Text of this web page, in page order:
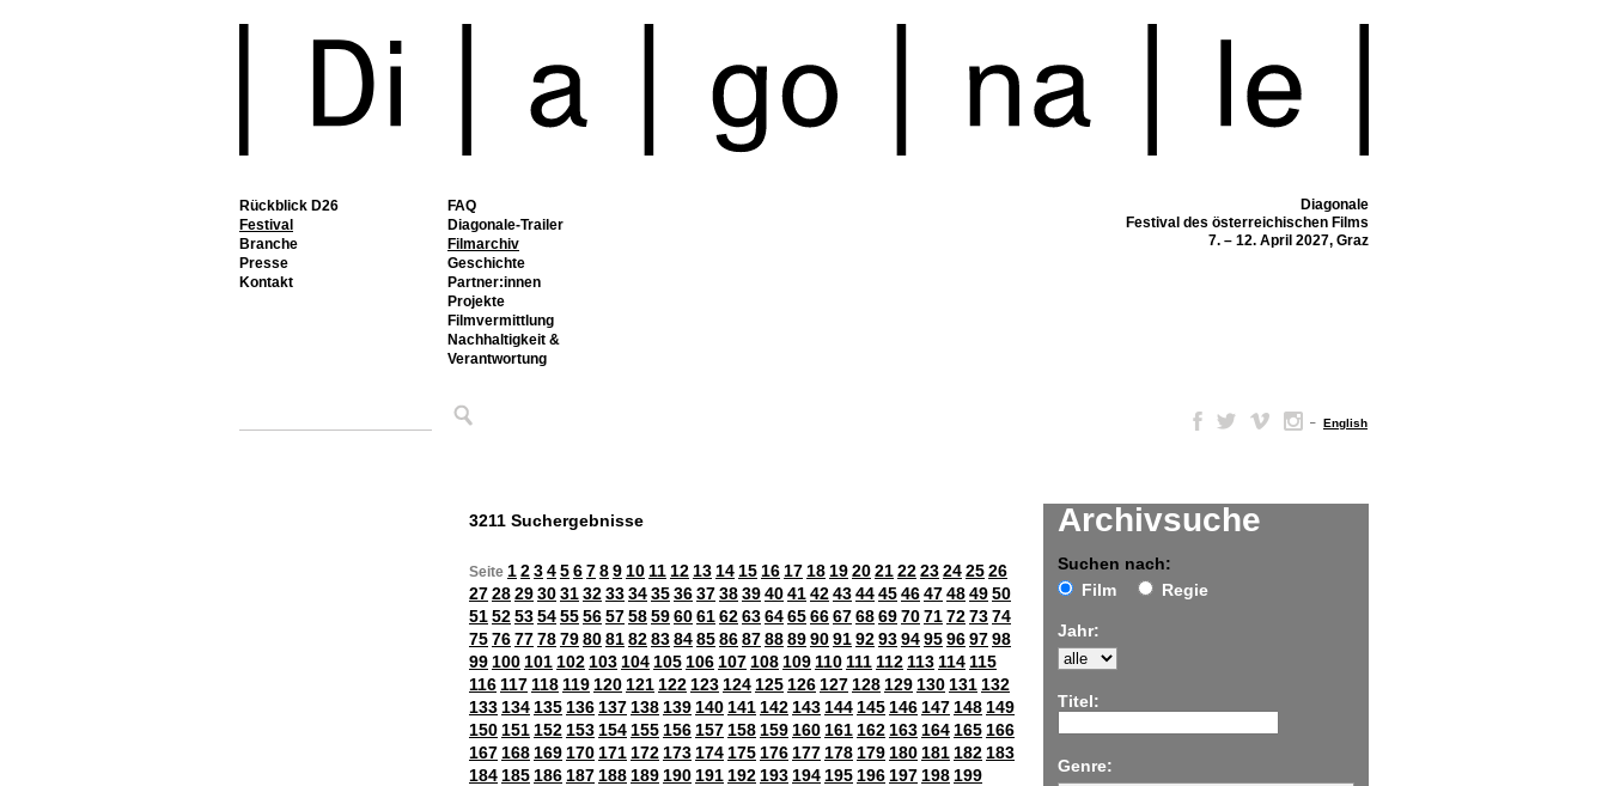
Rückblick D26
Festival
FAQ
Diagonale-Trailer
Filmarchiv
Geschichte
Partner:innen
Projekte
Filmvermittlung
Nachhaltigkeit &
Verantwortung
Branche
Presse
Kontakt
Diagonale
Festival des österreichischen Films
7. – 12. April 2027, Graz
– English
Archivsuche
Suchen nach:
Film
Regie
Jahr:
Titel:
Genre:
3211 Suchergebnisse
Seite 123456789 10 11 12 13 14 15 16 17 18 1920212223242526
272829303132333435363738394041424344454647484950
515253545556575859606162636465666768697071727374
757677787980818283848586878889909192939495969798
99 100 101 102 103 104 105 106 107 108 109 110 111 112 113 114 115
116 117 118 119 120 121 122 123 124 125 126 127 128 129 130 131 132
133 134 135 136 137 138 139 140 141 142 143 144 145 146 147 148 149
150 151 152 153 154 155 156 157 158 159 160 161 162 163 164 165 166
167 168 169 170 171 172 173 174 175 176 177 178 179 180 181 182 183
184 185 186 187 188 189 190 191 192 193 194 195 196 197 198 199